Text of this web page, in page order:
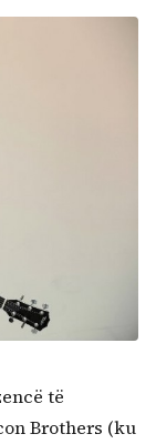
të
Brothers (ku